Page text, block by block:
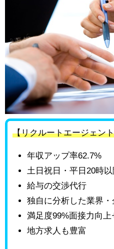
【リクルートエージェン
年収アップ率62.7%
土日祝日・平日20時
給与の交渉代行
独自に分析した業界
満足度99%面接力向上
地方求人も豊富